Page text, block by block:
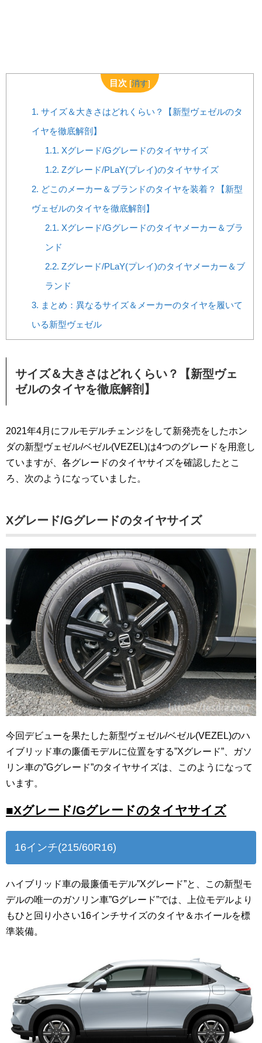
目次 [消す]
1. サイズ＆大きさはどれくらい？【新型ヴェゼルのタ
イヤを徹底解剖】
1.1. Xグレード/Gグレードのタイヤサイズ
1.2. Zグレード/PLaY(プレイ)のタイヤサイズ
2. どこのメーカー＆ブランドのタイヤを装着？【新型
ヴェゼルのタイヤを徹底解剖】
2.1. Xグレード/Gグレードのタイヤメーカー＆ブラ
ンド
2.2. Zグレード/PLaY(プレイ)のタイヤメーカー＆ブ
ランド
3. まとめ：異なるサイズ＆メーカーのタイヤを履いて
いる新型ヴェゼル
サイズ＆大きさはどれくらい？【新型ヴェ
ゼルのタイヤを徹底解剖】
2021年4月にフルモデルチェンジをして新発売をしたホン
ダの新型ヴェゼル/ベゼル(VEZEL)は4つのグレードを用意し
ていますが、各グレードのタイヤサイズを確認したとこ
ろ、次のようになっていました。
Xグレード/Gグレードのタイヤサイズ
今回デビューを果たした新型ヴェゼル/ベゼル(VEZEL)のハ
イブリッド車の廉価モデルに位置をする”Xグレード”、ガソ
リン車の”Gグレード”のタイヤサイズは、このようになって
います。
■Xグレード/Gグレードのタイヤサイズ
16インチ(215/60R16)
ハイブリッド車の最廉価モデル”Xグレード”と、この新型モ
デルの唯一のガソリン車”Gグレード”では、上位モデルより
もひと回り小さい16インチサイズのタイヤ＆ホイールを標
準装備。